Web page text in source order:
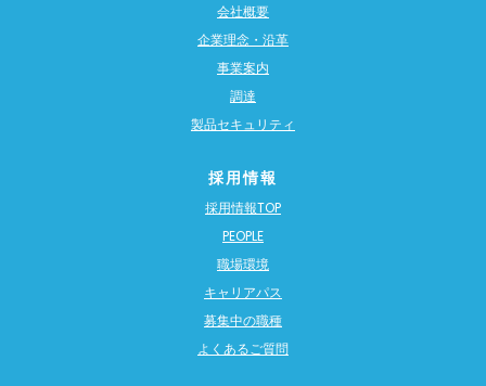
会社概要
企業理念・沿革
事業案内
調達
製品セキュリティ
採用情報
採用情報TOP
PEOPLE
職場環境
キャリアパス
募集中の職種
よくあるご質問